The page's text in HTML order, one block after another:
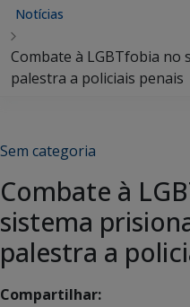
Notícias
Combate à LGBTfobia no
palestra a policiais penais
Sem categoria
Combate à
sistema
palestra a
Compartilhar: